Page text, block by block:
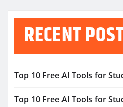
RECENT
Top 10 Free AI Tools for
Top 10 Free AI Tools for